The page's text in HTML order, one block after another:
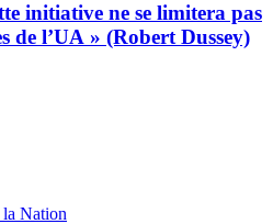
initiative ne se limitera pas
de l’UA » (Robert Dussey)
Nation